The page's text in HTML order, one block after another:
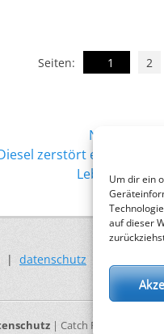
Um dir ein
auf dieser
Seiten: 1 2
Nächster →
zerstört einzigartige
Lebensräume
| datenschutz
| Catch Responsive von